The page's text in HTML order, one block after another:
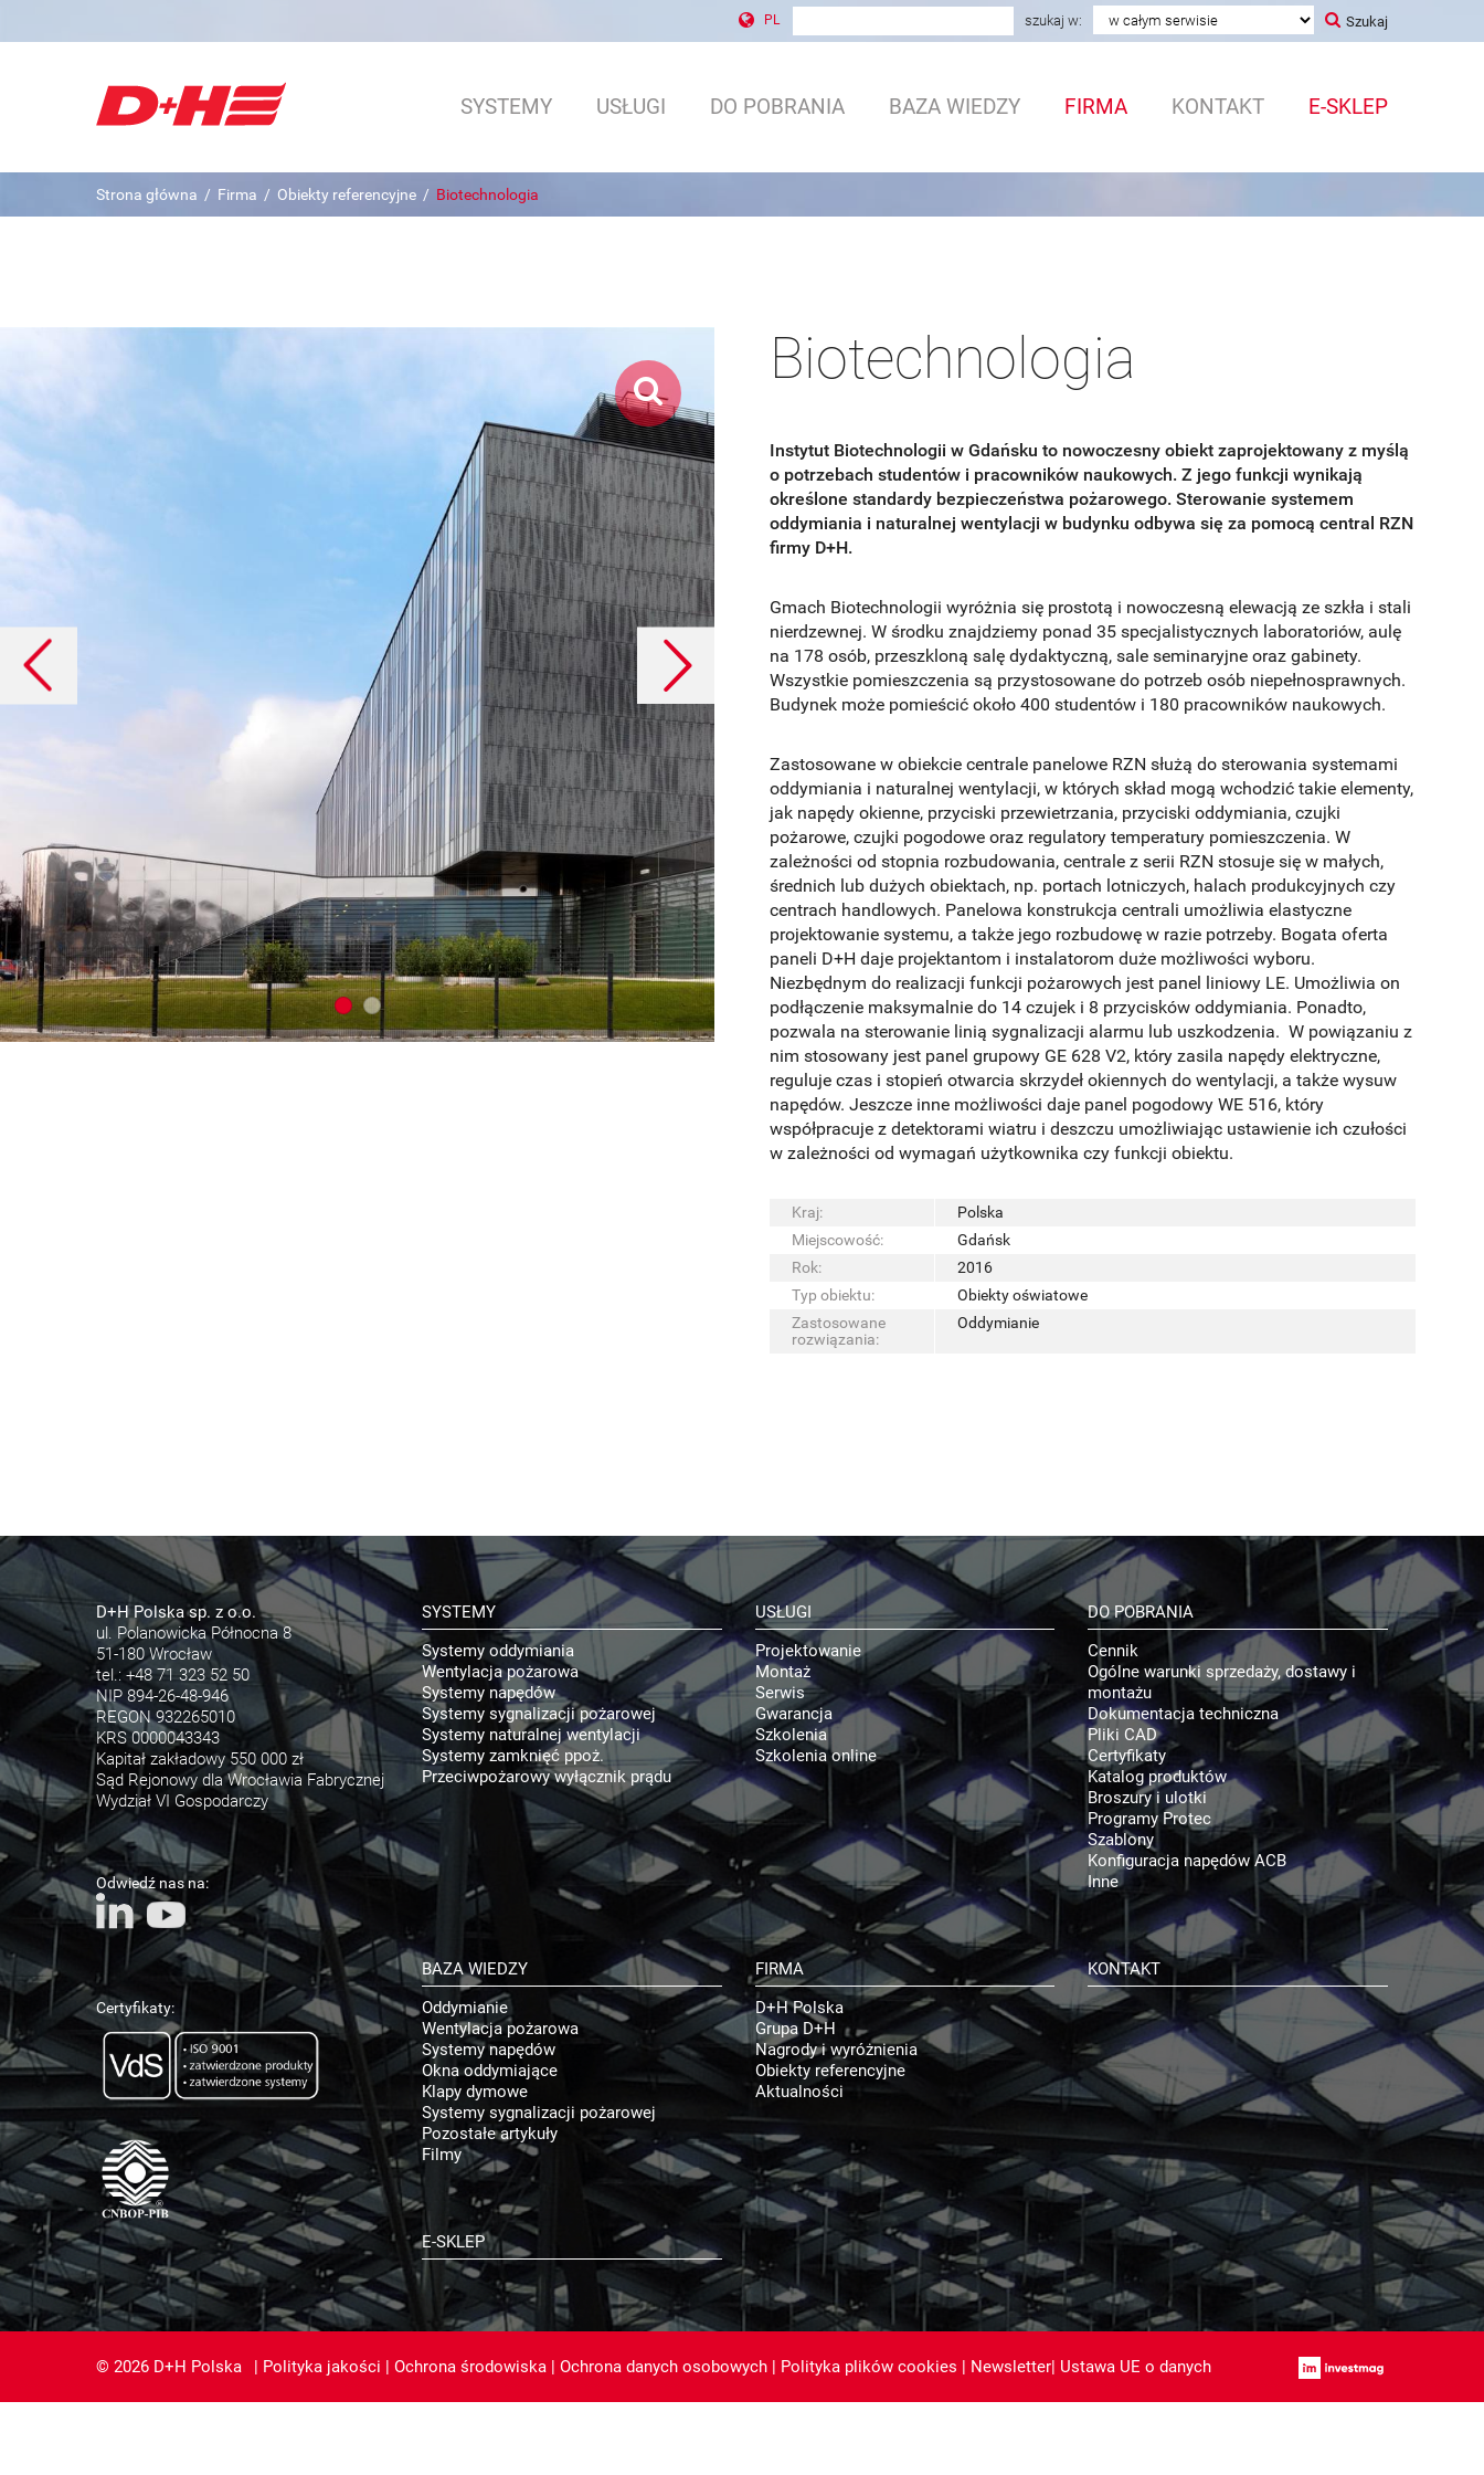
PL szukaj w: Szukaj
SYSTEMY USŁUGI DO POBRANIA BAZA WIEDZY FIRMA KONTAKT E-SKLEP
Strona główna / Firma / Obiekty referencyjne / Biotechnologia
Dalej
Biotechnologia
Instytut Biotechnologii w Gdańsku to nowoczesny obiekt zaprojektowany z myślą
o potrzebach studentów i pracowników naukowych. Z jego funkcji wynikają
określone standardy bezpieczeństwa pożarowego. Sterowanie systemem
oddymiania i naturalnej wentylacji w budynku odbywa się za pomocą central RZN
firmy D+H.
Gmach Biotechnologii wyróżnia się prostotą i nowoczesną elewacją ze szkła i stali
nierdzewnej. W środku znajdziemy ponad 35 specjalistycznych laboratoriów, aulę
na 178 osób, przeszkloną salę dydaktyczną, sale seminaryjne oraz gabinety.
Wszystkie pomieszczenia są przystosowane do potrzeb osób niepełnosprawnych.
Budynek może pomieścić około 400 studentów i 180 pracowników naukowych.
Zastosowane w obiekcie centrale panelowe RZN służą do sterowania systemami
oddymiania i naturalnej wentylacji, w których skład mogą wchodzić takie elementy,
jak napędy okienne, przyciski przewietrzania, przyciski oddymiania, czujki
pożarowe, czujki pogodowe oraz regulatory temperatury pomieszczenia. W
zależności od stopnia rozbudowania, centrale z serii RZN stosuje się w małych,
średnich lub dużych obiektach, np. portach lotniczych, halach produkcyjnych czy
centrach handlowych. Panelowa konstrukcja centrali umożliwia elastyczne
projektowanie systemu, a także jego rozbudowę w razie potrzeby. Bogata oferta
paneli D+H daje projektantom i instalatorom duże możliwości wyboru.
Niezbędnym do realizacji funkcji pożarowych jest panel liniowy LE. Umożliwia on
podłączenie maksymalnie do 14 czujek i 8 przycisków oddymiania. Ponadto,
pozwala na sterowanie linią sygnalizacji alarmu lub uszkodzenia. W powiązaniu z
nim stosowany jest panel grupowy GE 628 V2, który zasila napędy elektryczne,
reguluje czas i stopień otwarcia skrzydeł okiennych do wentylacji, a także wysuw
napędów. Jeszcze inne możliwości daje panel pogodowy WE 516, który
współpracuje z detektorami wiatru i deszczu umożliwiając ustawienie ich czułości
w zależności od wymagań użytkownika czy funkcji obiektu.
Kraj:
Polska
Miejscowość:
Gdańsk
Rok:
2016
Typ obiektu:
Obiekty oświatowe
Zastosowane
rozwiązania:
Oddymianie
D+H Polska sp. z o.o.
ul. Polanowicka Północna 8
51-180 Wrocław
tel.: +48 71 323 52 50
NIP 894-26-48-946
REGON 932265010
KRS 0000043343
Kapitał zakładowy 550 000 zł
Sąd Rejonowy dla Wrocławia Fabrycznej
Wydział VI Gospodarczy
Odwiedź nas na:
Certyfikaty:
SYSTEMY
Systemy oddymiania
Wentylacja pożarowa
Systemy napędów
Systemy sygnalizacji pożarowej
Systemy naturalnej wentylacji
Systemy zamknięć ppoż.
Przeciwpożarowy wyłącznik prądu
USŁUGI
Projektowanie
Montaż
Serwis
Gwarancja
Szkolenia
Szkolenia online
DO POBRANIA
Cennik
Ogólne warunki sprzedaży, dostawy i
montażu
Dokumentacja techniczna
Pliki CAD
Certyfikaty
Katalog produktów
Broszury i ulotki
Programy Protec
Szablony
Konfiguracja napędów ACB
Inne
BAZA WIEDZY
Oddymianie
Wentylacja pożarowa
Systemy napędów
Okna oddymiające
Klapy dymowe
Systemy sygnalizacji pożarowej
Pozostałe artykuły
Filmy
FIRMA
D+H Polska
Grupa D+H
Nagrody i wyróżnienia
Obiekty referencyjne
Aktualności
KONTAKT
E-SKLEP
© 2026 D+H Polska | Polityka jakości | Ochrona środowiska | Ochrona danych osobowych | Polityka plików cookies | Newsletter| Ustawa UE o danych